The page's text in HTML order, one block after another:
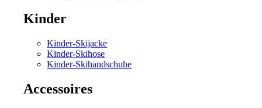
Kinder
Kinder-Skijacke
Kinder-Skihose
Kinder-Skihandschuhe
Accessoires